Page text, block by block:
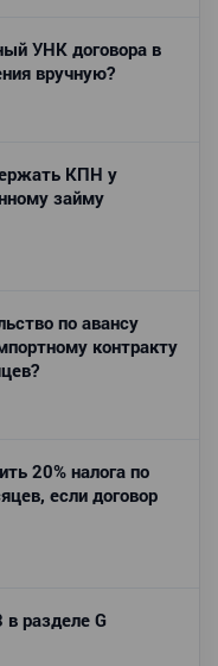
УНК договора в
вручную?
КПН у
займу
по авансу
контракту
20% налога по
если договор
разделе G